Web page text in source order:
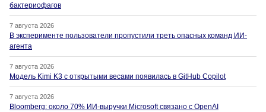
бактериофагов
7 августа 2026
В эксперименте пользователи пропустили треть опасных команд ИИ-
агента
7 августа 2026
Модель Kimi K3 с открытыми весами появилась в GitHub Copilot
7 августа 2026
Bloomberg: около 70% ИИ-выручки Microsoft связано с OpenAI